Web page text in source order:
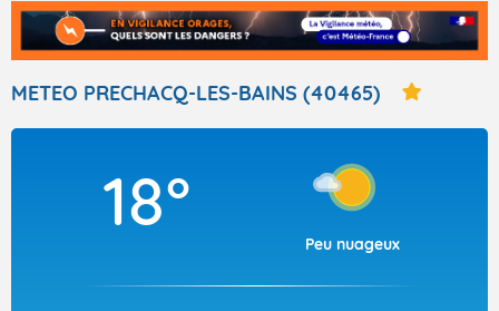
TOUS LES RÉSULTATS
Articles
METEO PRECHACQ-LES-BAINS (40465)
18°
Peu nuageux